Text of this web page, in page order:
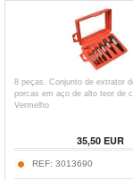
8 peças. Conjunto de extrator
porcas em aço de alto teor de
Vermelho
35,50EUR
REF: 3013690